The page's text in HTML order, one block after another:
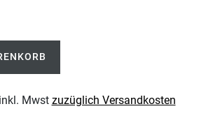
Mwst zuzüglich Versandkosten